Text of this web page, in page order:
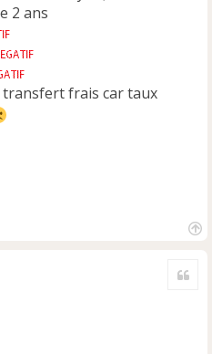
2 ans
transfert frais car taux